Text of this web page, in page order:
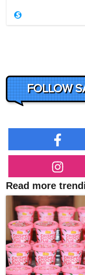
FOLLOW
Read more